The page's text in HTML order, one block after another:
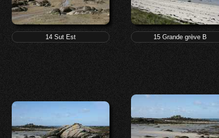
14 Sut Est 15 Grande grève B